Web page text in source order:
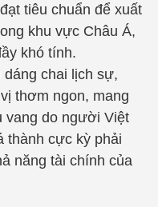
tiêu chuẩn để xuất
khu vực Châu Á,
khó tính.
chai lịch sự,
thơm ngon, mang
vang do người Việt
thành cực kỳ phải
năng tài chính của